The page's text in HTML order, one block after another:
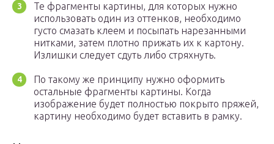
Те фрагменты картины, для которых нужно
использовать один из оттенков, необходимо
густо смазать клеем и посыпать нарезанными
нитками, затем плотно прижать их к картону.
Излишки следует сдуть либо стряхнуть.
По такому же принципу нужно оформить
остальные фрагменты картины. Когда
изображение будет полностью покрыто пряжей,
картину необходимо будет вставить в рамку.